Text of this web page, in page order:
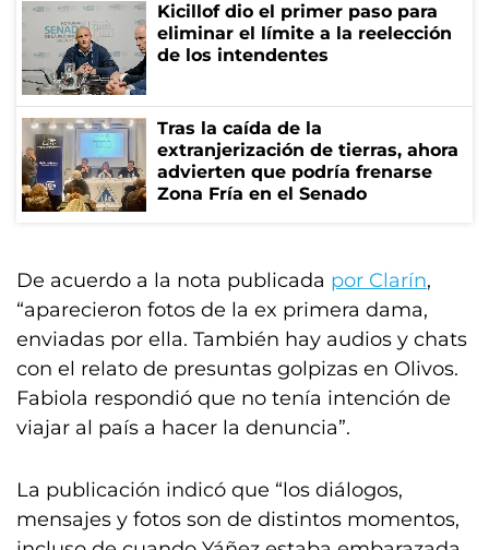
Kicillof dio el primer paso para
eliminar el límite a la reelección
de los intendentes
Tras la caída de la
extranjerización de tierras, ahora
advierten que podría frenarse
Zona Fría en el Senado
De acuerdo a la nota publicada por Clarín,
“aparecieron fotos de la ex primera dama,
enviadas por ella. También hay audios y chats
con el relato de presuntas golpizas en Olivos.
Fabiola respondió que no tenía intención de
viajar al país a hacer la denuncia”.
La publicación indicó que “los diálogos,
mensajes y fotos son de distintos momentos,